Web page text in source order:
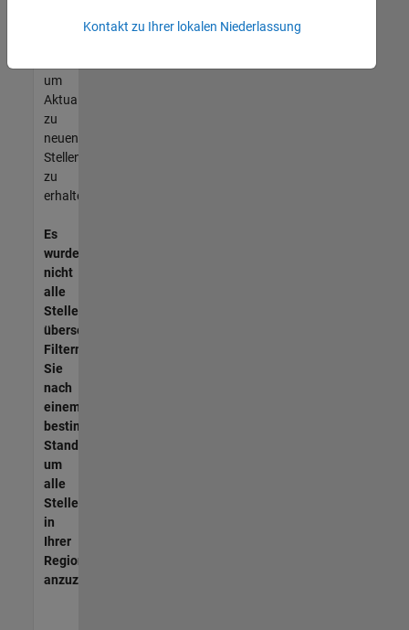
unseres
um
Aktualisierungen
zu
neuen
Stellenangeboten
zu
erhalten.
Es
wurden
nicht
alle
Stellen
übersetzt.
Filtern
Sie
nach
einem
bestimmten
Standort,
um
alle
Stellenangebote
in
Ihrer
Region
anzuzeigen.
Kontakt zu Ihrer lokalen Niederlassung